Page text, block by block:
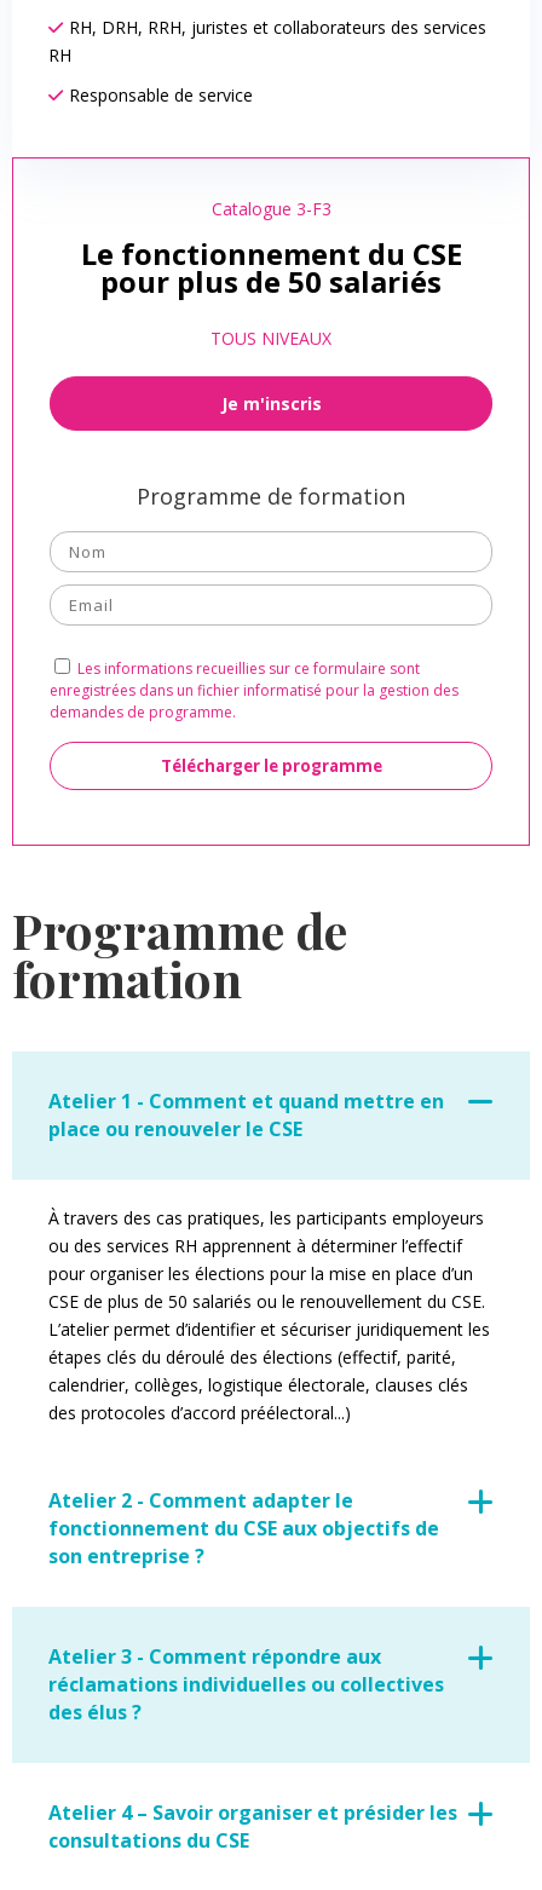
RH, DRH, RRH, juristes et collaborateurs des services
RH
Responsable de service
Catalogue 3-F3
Le fonctionnement du CSE
pour plus de 50 salariés
TOUS NIVEAUX
Je m'inscris
Programme de formation
Les informations recueillies sur ce formulaire sont
enregistrées dans un fichier informatisé pour la gestion des
demandes de programme.
Programme de
formation
Atelier 1 - Comment et quand mettre en
place ou renouveler le CSE
À travers des cas pratiques, les participants employeurs
ou des services RH apprennent à déterminer l’effectif
pour organiser les élections pour la mise en place d’un
CSE de plus de 50 salariés ou le renouvellement du CSE.
L’atelier permet d’identifier et sécuriser juridiquement les
étapes clés du déroulé des élections (effectif, parité,
calendrier, collèges, logistique électorale, clauses clés
des protocoles d’accord préélectoral...)
Atelier 2 - Comment adapter le
fonctionnement du CSE aux objectifs de
son entreprise ?
Atelier 3 - Comment répondre aux
réclamations individuelles ou collectives
des élus ?
Atelier 4 – Savoir organiser et présider les
consultations du CSE